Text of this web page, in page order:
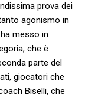
prova dei
agonismo in
messo in
che è
parte del
giocatori che
Biselli, che